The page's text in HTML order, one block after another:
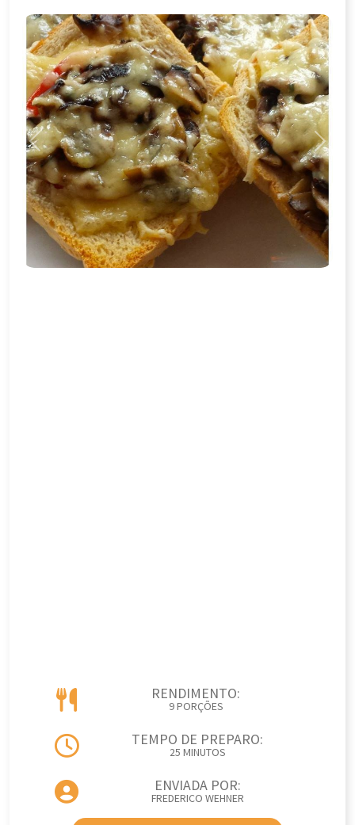
Previous Next
RENDIMENTO:
9 PORÇÕES
TEMPO DE PREPARO:
25 MINUTOS
ENVIADA POR:
FREDERICO WEHNER